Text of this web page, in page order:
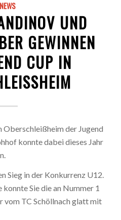
NEWS
UND
GEWINNEN
CUP IN
Oberschleißheim der Jugend
konnte dabei dieses Jahr
Sieg in der Konkurrenz U12.
konnte Sie die an Nummer 1
vom TC Schöllnach glatt mit